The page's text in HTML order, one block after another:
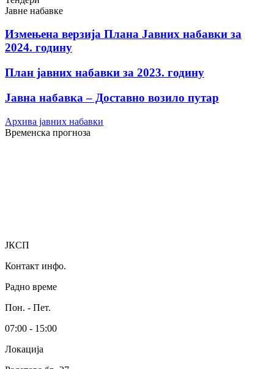
Јавне набавке
Измењенa верзијa Плана Јавних набавки за
2024. годину
План јавних набавки за 2023. годину
Јавна набавка – Доставно возило путар
Архива јавних набавки
Временска прогноза
ЈКСП
Контакт инфо.
Радно време
Пон. - Пет.
07:00 - 15:00
Локација